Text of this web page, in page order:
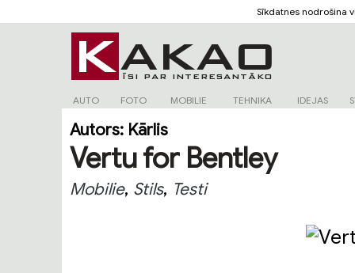
Sīkdatnes nodrošina
AUTO FOTO MOBILIE TEHNIKA IDEJAS
Autors: Kārlis
Vertu for Bentley
Mobilie, Stils, Testi